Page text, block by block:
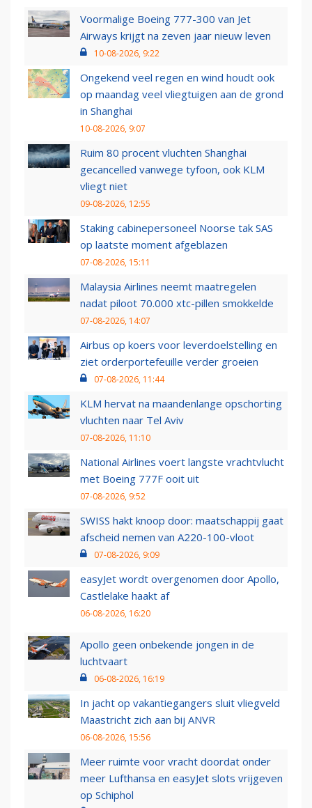
Voormalige Boeing 777-300 van Jet
Airways krijgt na zeven jaar nieuw leven
10-08-2026, 9:22
Ongekend veel regen en wind houdt ook
op maandag veel vliegtuigen aan de grond
in Shanghai
10-08-2026, 9:07
Ruim 80 procent vluchten Shanghai
gecancelled vanwege tyfoon, ook KLM
vliegt niet
09-08-2026, 12:55
Staking cabinepersoneel Noorse tak SAS
op laatste moment afgeblazen
07-08-2026, 15:11
Malaysia Airlines neemt maatregelen
nadat piloot 70.000 xtc-pillen smokkelde
07-08-2026, 14:07
Airbus op koers voor leverdoelstelling en
ziet orderportefeuille verder groeien
07-08-2026, 11:44
KLM hervat na maandenlange opschorting
vluchten naar Tel Aviv
07-08-2026, 11:10
National Airlines voert langste vrachtvlucht
met Boeing 777F ooit uit
07-08-2026, 9:52
SWISS hakt knoop door: maatschappij gaat
afscheid nemen van A220-100-vloot
07-08-2026, 9:09
easyJet wordt overgenomen door Apollo,
Castlelake haakt af
06-08-2026, 16:20
Apollo geen onbekende jongen in de
luchtvaart
06-08-2026, 16:19
In jacht op vakantiegangers sluit vliegveld
Maastricht zich aan bij ANVR
06-08-2026, 15:56
Meer ruimte voor vracht doordat onder
meer Lufthansa en easyJet slots vrijgeven
op Schiphol